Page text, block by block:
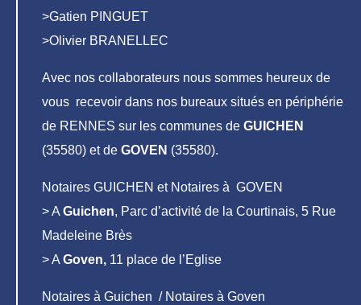
>Gatien PINGUET
>Olivier BRANELLEC
Avec nos collaborateurs nous sommes heureux de
vous recevoir dans nos bureaux situés en périphérie
de RENNES sur les communes de GUICHEN
(35580) et de GOVEN (35580).
Notaires GUICHEN et Notaires à GOVEN
> A Guichen, Parc d’activité de la Courtinais, 5 Rue
Madeleine Brès
> A Goven, 11 place de l’Eglise
Notaires à Guichen / Notaires à Goven